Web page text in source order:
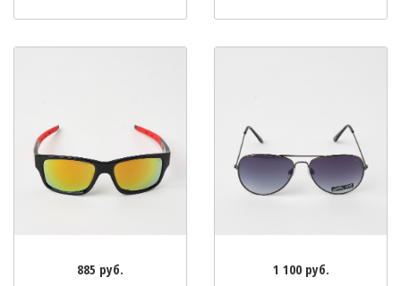
885 руб. 1 100 руб.